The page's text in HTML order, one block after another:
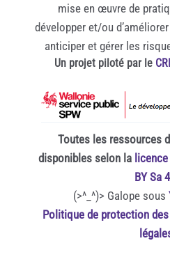
mise en œuvre de
développer et/ou
anticiper et gérer les
Un projet piloté par le
Toutes les ressources
disponibles selon la
BY Sa
(>^_^)> Galope sous
Politique de protection